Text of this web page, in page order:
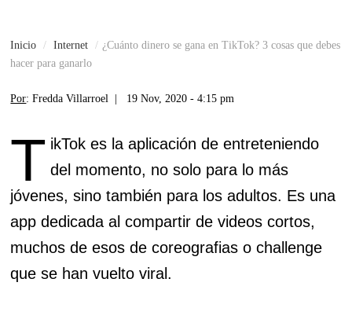
Inicio Internet
¿Cuánto dinero se gana en TikTok? 3 cosas que debes
hacer para ganarlo
Por: Fredda Villarroel | 19 Nov, 2020 - 4:15 pm
T ikTok es la aplicación de entreteniendo
del momento, no solo para lo más
jóvenes, sino también para los adultos. Es una
app dedicada al compartir de videos cortos,
muchos de esos de coreografias o challenge
que se han vuelto viral.